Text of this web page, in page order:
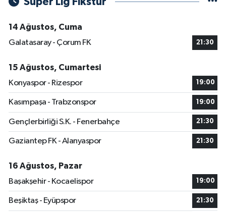
14 Ağustos, Cuma
Galatasaray - Çorum FK
21:30
15 Ağustos, Cumartesi
Konyaspor - Rizespor
19:00
Kasımpaşa - Trabzonspor 19:00
Gençlerbirliği S.K. - Fenerbahçe 21:30
Gaziantep FK - Alanyaspor 21:30
16 Ağustos, Pazar
Başakşehir - Kocaelispor
19:00
Beşiktaş - Eyüpspor 21:30